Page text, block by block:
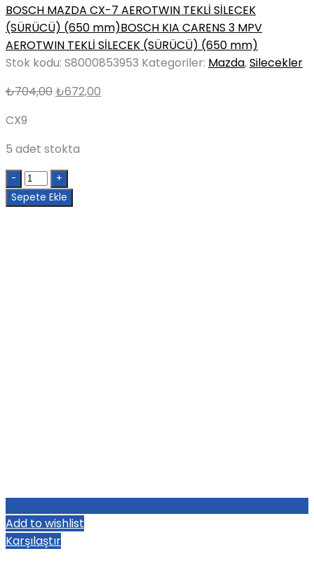
BOSCH MAZDA CX-7 AEROTWIN TEKLİ SİLECEK
(SÜRÜCÜ) (650 mm)BOSCH KIA CARENS 3 MPV
AEROTWIN TEKLİ SİLECEK (SÜRÜCÜ) (650 mm)
Stok kodu: S8000853953 Kategoriler: Mazda,Silecekler
₺704,00Orijinal
₺672,00
CX9
5 adet stokta
Quantity
Sepete Ekle
Add to wishlist
Karşılaştır